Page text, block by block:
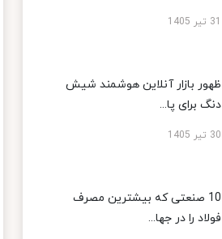
31 تیر 1405
ظهور بازار آنلاین هوشمند شیش
دنگ برای پا...
30 تیر 1405
10 صنعتی که بیشترین مصرف
فولاد را در جها...